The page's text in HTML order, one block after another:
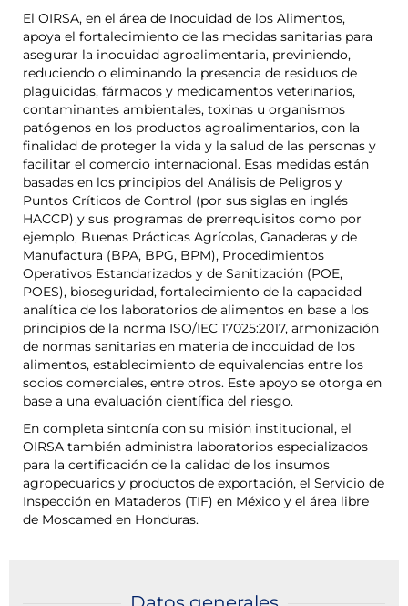
El OIRSA, en el área de Inocuidad de los Alimentos,
apoya el fortalecimiento de las medidas sanitarias para
asegurar la inocuidad agroalimentaria, previniendo,
reduciendo o eliminando la presencia de residuos de
plaguicidas, fármacos y medicamentos veterinarios,
contaminantes ambientales, toxinas u organismos
patógenos en los productos agroalimentarios, con la
finalidad de proteger la vida y la salud de las personas y
facilitar el comercio internacional. Esas medidas están
basadas en los principios del Análisis de Peligros y
Puntos Críticos de Control (por sus siglas en inglés
HACCP) y sus programas de prerrequisitos como por
ejemplo, Buenas Prácticas Agrícolas, Ganaderas y de
Manufactura (BPA, BPG, BPM), Procedimientos
Operativos Estandarizados y de Sanitización (POE,
POES), bioseguridad, fortalecimiento de la capacidad
analítica de los laboratorios de alimentos en base a los
principios de la norma ISO/IEC 17025:2017, armonización
de normas sanitarias en materia de inocuidad de los
alimentos, establecimiento de equivalencias entre los
socios comerciales, entre otros. Este apoyo se otorga en
base a una evaluación científica del riesgo.
En completa sintonía con su misión institucional, el
OIRSA también administra laboratorios especializados
para la certificación de la calidad de los insumos
agropecuarios y productos de exportación, el Servicio de
Inspección en Mataderos (TIF) en México y el área libre
de Moscamed en Honduras.